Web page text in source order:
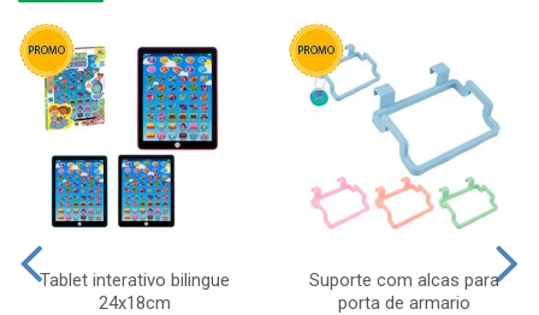
Tablet interativo bilingue
24x18cm
Suporte com alcas para
porta de armario